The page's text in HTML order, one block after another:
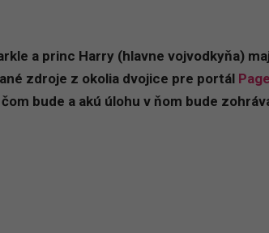
a princ Harry (hlavne vojvodkyňa)
zdroje z okolia dvojice pre portál
bude a akú úlohu v ňom bude